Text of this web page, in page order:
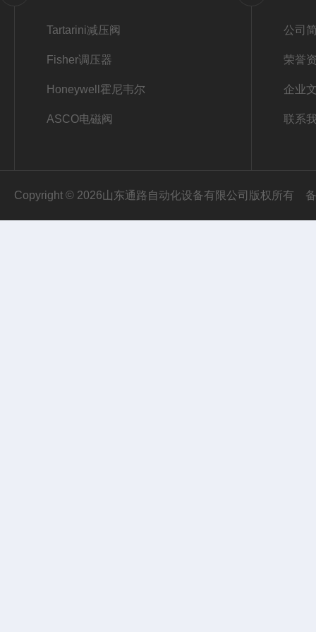
Tartarini减压阀
Fisher调压器
Honeywell霍尼韦尔
ASCO电磁阀
公司
荣誉
企业
联系
Copyright © 2026山东通路自动化设备有限公司版权所有